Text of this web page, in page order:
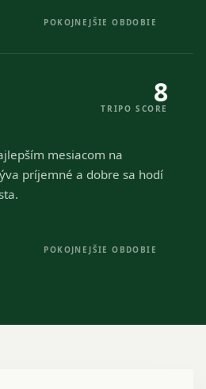
POKOJNEJŠIE OBDOBIE
8
TRIPO SCORE
mesiacom na
príjemné a dobre sa hodí
POKOJNEJŠIE OBDOBIE